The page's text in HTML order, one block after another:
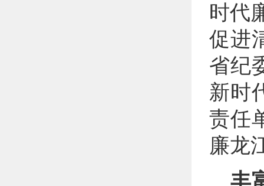
时代
促进
省纪
新时
责任
廉龙
丰